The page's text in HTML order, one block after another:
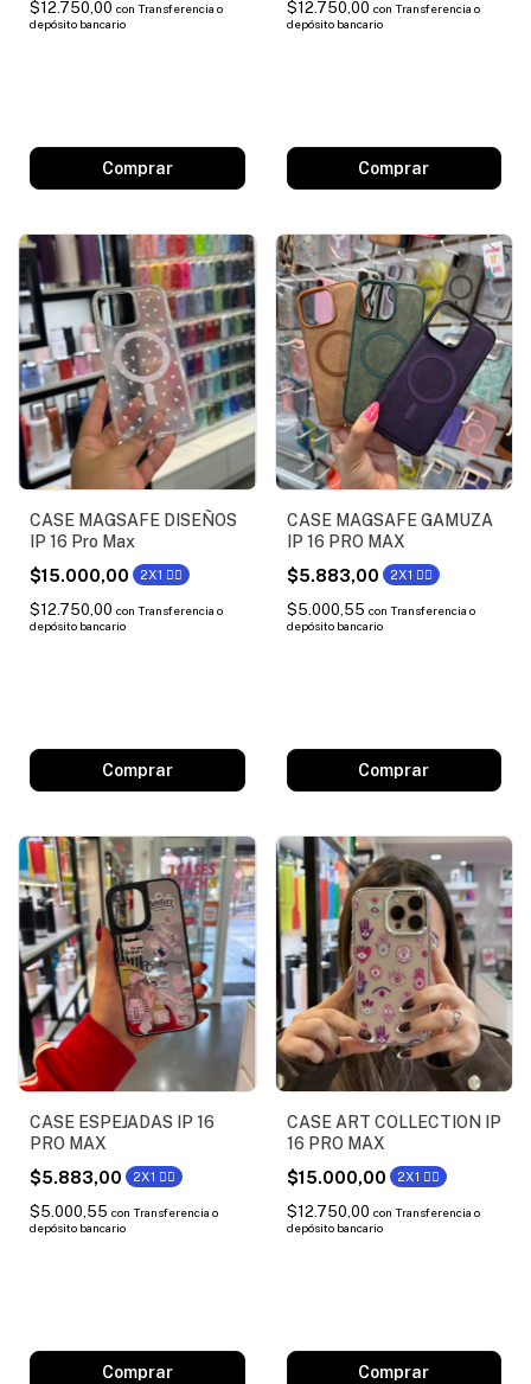
$12.750,00 con Transferencia o
depósito bancario
Comprar
$12.750,00 con Transferencia o
depósito bancario
Comprar
CASE MAGSAFE DISEÑOS
IP 16 Pro Max
$15.000,00
2X1 ❤️‍🔥
$12.750,00 con Transferencia o
depósito bancario
Comprar
CASE MAGSAFE GAMUZA
IP 16 PRO MAX
$5.883,00
2X1 ❤️‍🔥
$5.000,55 con Transferencia o
depósito bancario
Comprar
CASE ESPEJADAS IP 16
PRO MAX
$5.883,00
2X1 ❤️‍🔥
$5.000,55 con Transferencia o
depósito bancario
Comprar
CASE ART COLLECTION IP
16 PRO MAX
$15.000,00
2X1 ❤️‍🔥
$12.750,00 con Transferencia o
depósito bancario
Comprar